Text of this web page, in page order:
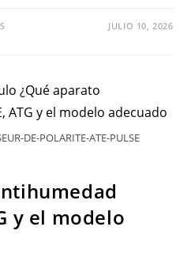
JULIO 10, 2026
DE-POLARITE-ATE-PULSE
y el modelo